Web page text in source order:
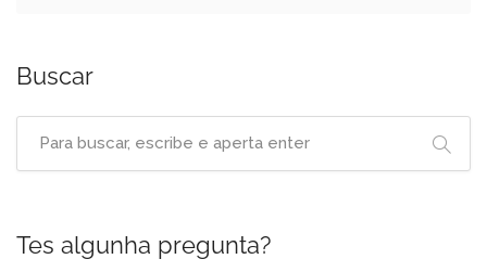
Buscar
Tes algunha pregunta?